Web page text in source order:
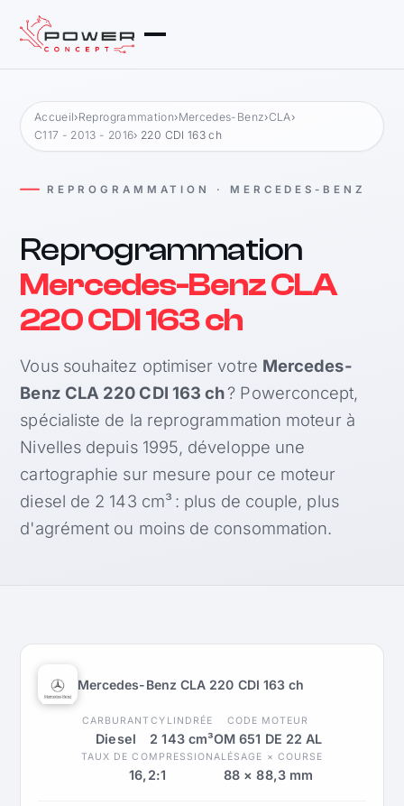
Accueil›Reprogrammation›Mercedes-Benz›CLA›
C117 - 2013 - 2016› 220 CDI 163 ch
REPROGRAMMATION · MERCEDES-BENZ
Reprogrammation
Mercedes-Benz CLA
220 CDI 163 ch
Vous souhaitez optimiser votre Mercedes-
Benz CLA 220 CDI 163 ch? Powerconcept,
spécialiste de la reprogrammation moteur à
Nivelles depuis 1995, développe une
cartographie sur mesure pour ce moteur
diesel de 2 143 cm³ : plus de couple, plus
d'agrément ou moins de consommation.
Mercedes-Benz CLA 220 CDI 163 ch
CARBURANT
Diesel
CYLINDRÉE
2 143 cm³
CODE MOTEUR
OM 651 DE 22 AL
TAUX DE COMPRESSION
16,2:1
ALÉSAGE × COURSE
88 × 88,3 mm